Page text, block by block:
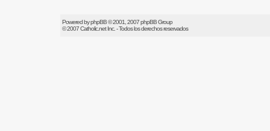
Powered byphpBB© 2001, 2007 phpBB Group
© 2007Catholic.netInc. - Todos los derechos reservados